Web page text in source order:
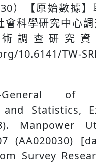
）【原始數據】
會科學研究中心
調查研究資
10.6141/TW-
General of
Statistics,
Manpower
(AA020030)
Survey